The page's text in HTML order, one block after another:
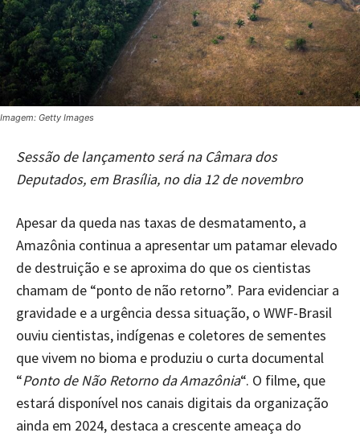
Imagem: Getty Images
Sessão de lançamento será na Câmara dos
Deputados, em Brasília, no dia 12 de novembro
Apesar da queda nas taxas de desmatamento, a
Amazônia continua a apresentar um patamar elevado
de destruição e se aproxima do que os cientistas
chamam de “ponto de não retorno”. Para evidenciar a
gravidade e a urgência dessa situação, o WWF-Brasil
ouviu cientistas, indígenas e coletores de sementes
que vivem no bioma e produziu o curta documental
“Ponto de Não Retorno da Amazônia“. O filme, que
estará disponível nos canais digitais da organização
ainda em 2024, destaca a crescente ameaça do